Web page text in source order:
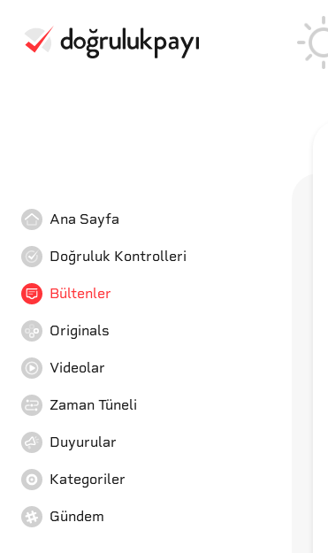
Ana Sayfa
Doğruluk Kontrolleri
Bültenler
Originals
Videolar
Zaman Tüneli
Duyurular
Kategoriler
Gündem